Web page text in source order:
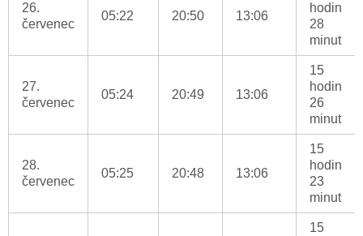
26.
červenec
05:22 20:50 13:06
hodin
28
minut
27.
červenec
05:24 20:49 13:06
15
hodin
26
minut
28.
červenec
05:25 20:48 13:06
15
hodin
23
minut
15